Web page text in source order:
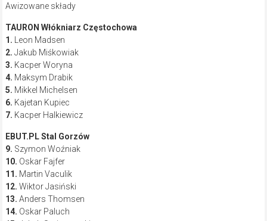
Awizowane składy
TAURON Włókniarz Częstochowa
1.
Leon Madsen
2. Jakub Miśkowiak
3. Kacper Woryna
4. Maksym Drabik
5. Mikkel Michelsen
6. Kajetan Kupiec
7. Kacper Halkiewicz
EBUT.PL Stal Gorzów
9. Szymon Woźniak
10. Oskar Fajfer
11. Martin Vaculik
12. Wiktor Jasiński
13. Anders Thomsen
14. Oskar Paluch